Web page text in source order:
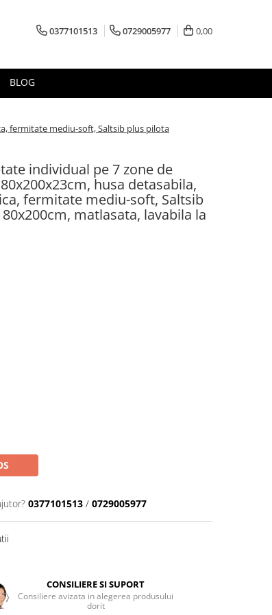
0377101513 0729005977 0,00
BLOG
fermitate mediu-soft, Saltsib plus pilota
individual pe 7 zone de
husa detasabila,
fermitate mediu-soft, Saltsib
matlasata, lavabila la
0377101513 / 0729005977
CONSILIERE SI SUPORT
Consiliere avizata in alegerea produsului
dorit